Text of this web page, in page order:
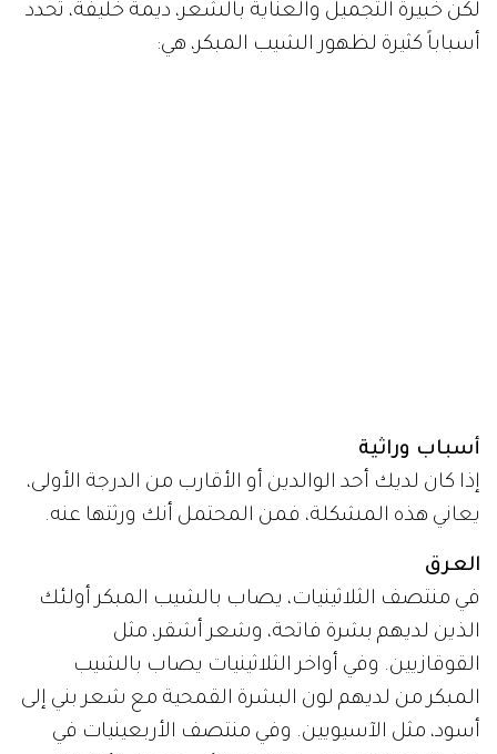
لكن خبيرة التجميل والعناية بالشعر، ديمة خليفة، تحدد
أسباباً كثيرة لظهور الشيب المبكر، هي:
أسباب وراثية
إذا كان لديك أحد الوالدين أو الأقارب من الدرجة الأولى،
يعاني هذه المشكلة، فمن المحتمل أنك ورثتها عنه.
العرق
في منتصف الثلاثينيات، يصاب بالشيب المبكر أولئك
الذين لديهم بشرة فاتحة، وشعر أشقر، مثل
القوقازيين. وفي أواخر الثلاثينيات يصاب بالشيب
المبكر من لديهم لون البشرة القمحية مع شعر بني إلى
أسود، مثل الآسيويين. وفي منتصف الأربعينيات في